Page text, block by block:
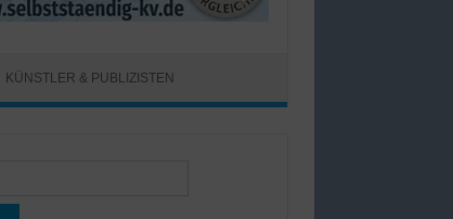
KÜNSTLER & PUBLIZISTEN